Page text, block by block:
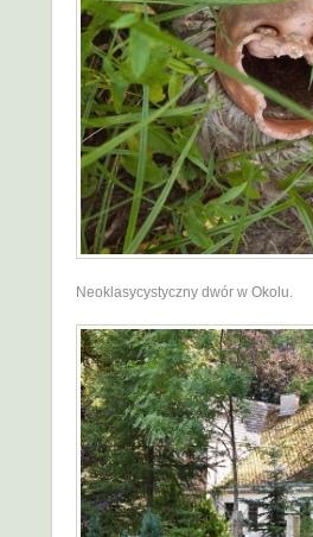
Neoklasycystyczny dwór w Okolu.